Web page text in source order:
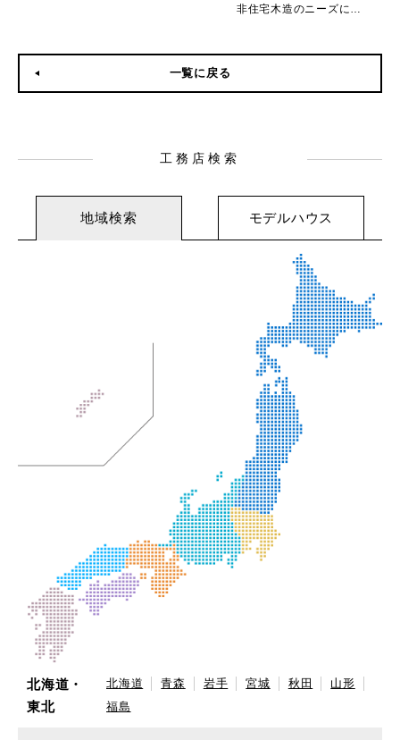
非住宅木造のニーズに応える36社と共に市場課題を解決し木造化を推進します
一覧に戻る
工務店検索
地域検索 モデルハウス
北海道・
東北
北海道 青森 岩手 宮城 秋田
山形
福島